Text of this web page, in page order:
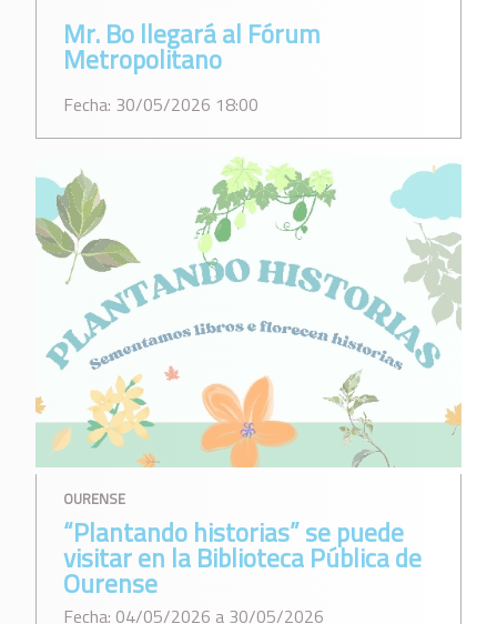
Mr. Bo llegará al Fórum
Metropolitano
Fecha: 30/05/2026 18:00
OURENSE
“Plantando historias” se puede
visitar en la Biblioteca Pública de
Ourense
Fecha: 04/05/2026 a 30/05/2026